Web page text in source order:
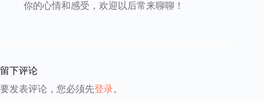
你的心情和感受，欢迎以后常来聊聊！
留下评论
要发表评论，您必须先登录。